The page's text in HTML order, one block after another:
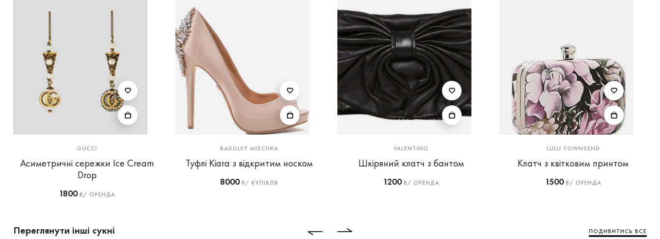
GUCCI
Асиметричні сережки Ice Cream
Drop
1800₴/ ОРЕНДА
BADGLEY MISCHKA
Туфлі Kiara з відкритим носком
8000₴/ КУПІВЛЯ
VALENTINO
Шкіряний клатч з бантом
1200₴/ ОРЕНДА
LULU TOWNSEND
Клатч з квітковим принтом
1500₴/ ОРЕНДА
Переглянути інші сукні ПОДИВИТИСЬ ВСЕ